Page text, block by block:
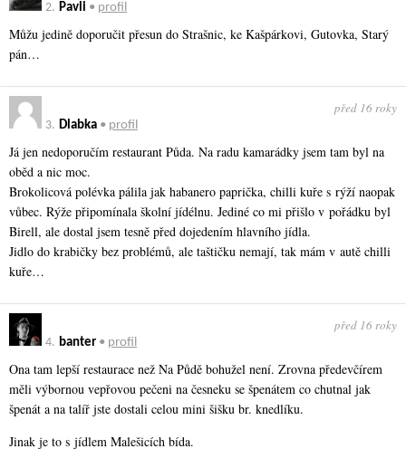
2. Pavli • profil
Můžu jedině doporučit přesun do Strašnic, ke Kašpárkovi, Gutovka, Starý
pán…
3. Dlabka • profil
před 16 roky
Já jen nedoporučím restaurant Půda. Na radu kamarádky jsem tam byl na
oběd a nic moc.
Brokolicová polévka pálila jak habanero paprička, chilli kuře s rýží naopak
vůbec. Rýže připomínala školní jídélnu. Jediné co mi přišlo v pořádku byl
Birell, ale dostal jsem tesně před dojedením hlavního jídla.
Jidlo do krabičky bez problémů, ale taštičku nemají, tak mám v autě chilli
kuře…
4. banter • profil
před 16 roky
Ona tam lepší restaurace než Na Půdě bohužel není. Zrovna předevčírem
měli výbornou vepřovou pečeni na česneku se špenátem co chutnal jak
špenát a na talíř jste dostali celou mini šišku br. knedlíku.
Jinak je to s jídlem Malešicích bída.